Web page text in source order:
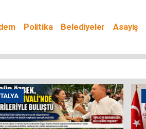
Politika Belediyeler Asayiş